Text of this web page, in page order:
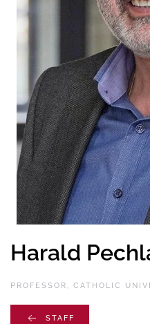
Harald
PROFESSOR, CATHOLIC
STAFF